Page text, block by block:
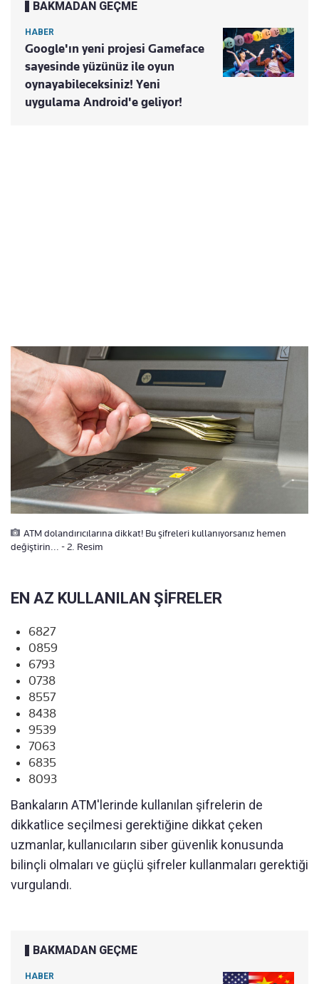
BAKMADAN GEÇME
HABER
Google'ın yeni projesi Gameface
sayesinde yüzünüz ile oyun
oynayabileceksiniz! Yeni
uygulama Android'e geliyor!
ATM dolandırıcılarına dikkat! Bu şifreleri kullanıyorsanız hemen
değiştirin... - 2. Resim
EN AZ KULLANILAN ŞİFRELER
6827
0859
6793
0738
8557
8438
9539
7063
6835
8093
Bankaların ATM'lerinde kullanılan şifrelerin de
dikkatlice seçilmesi gerektiğine dikkat çeken
uzmanlar, kullanıcıların siber güvenlik konusunda
bilinçli olmaları ve güçlü şifreler kullanmaları gerektiği
vurgulandı.
BAKMADAN GEÇME
HABER